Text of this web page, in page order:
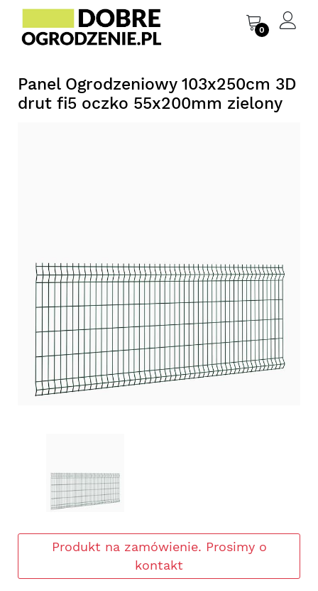
0
Panel Ogrodzeniowy 103x250cm 3D
drut fi5 oczko 55x200mm zielony
Produkt na zamówienie. Prosimy o
kontakt